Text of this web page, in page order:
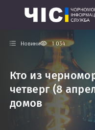
Новини 1 034
Кто из
четверг (8
домов